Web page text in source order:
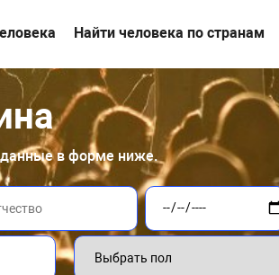
Найти человека по странам
данные в форме ниже.